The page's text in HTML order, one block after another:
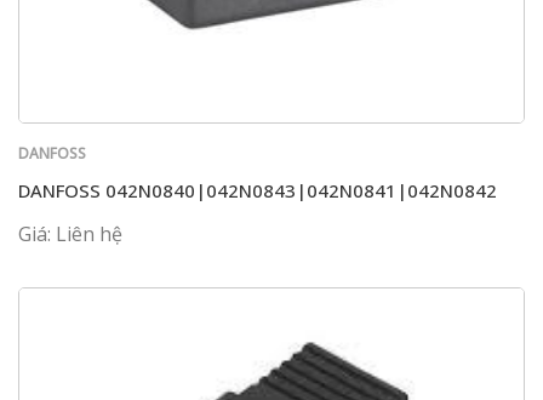
DANFOSS
DANFOSS 042N0840|042N0843|042N0841|042N0842
Giá: Liên hệ